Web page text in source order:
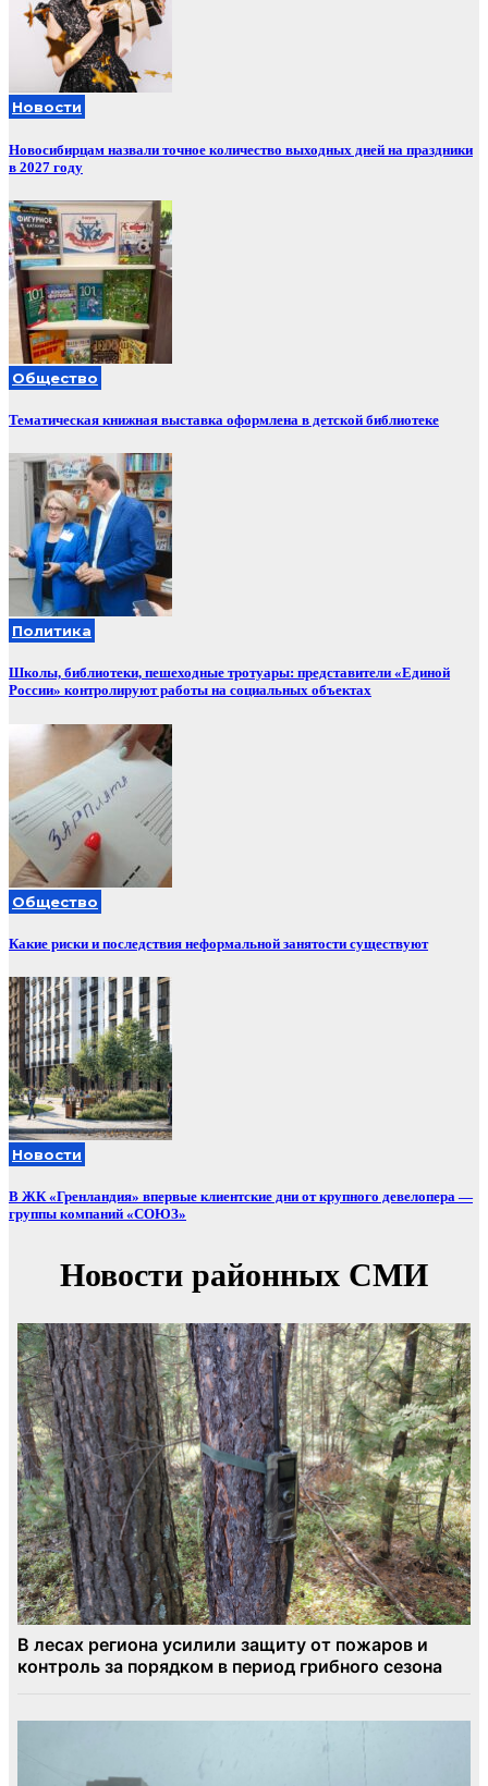
Новости
Новосибирцам назвали точное количество выходных дней на праздники
в 2027 году
Общество
Тематическая книжная выставка оформлена в детской библиотеке
Политика
Школы, библиотеки, пешеходные тротуары: представители «Единой
России» контролируют работы на социальных объектах
Общество
Какие риски и последствия неформальной занятости существуют
Новости
В ЖК «Гренландия» впервые клиентские дни от крупного девелопера —
группы компаний «СОЮЗ»